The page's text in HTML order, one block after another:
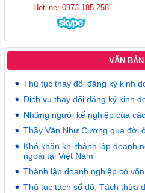
Hotline: 0973 185 258
VĂN BẢN
Thủ tục thay đổi đăng ký kinh
Dịch vụ thay đổi đăng ký kinh
Những người kế nghiệp của
Thầy Văn Như Cương qua đời
Khó khăn khi thành lập doanh
ngoài tại Việt Nam
Thành lập doanh nghiệp có
Thủ tục tách sổ đỏ, Tách thửa